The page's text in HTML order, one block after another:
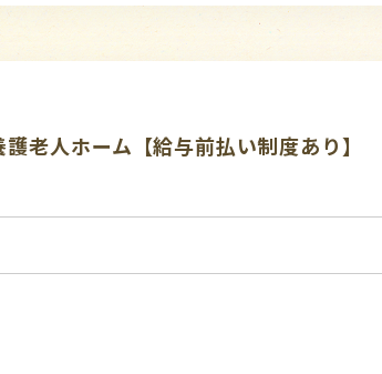
老人ホーム【給与前払い制度あり】